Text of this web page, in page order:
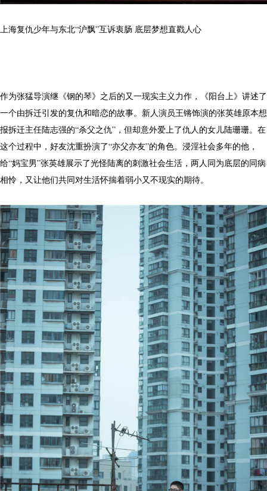
上海复仇少年与东北“沪飘”互诉衷肠 底层梦想直戳人心
作为张猛导演继《钢的琴》之后的又一现实主义力作，《阳台上》讲述了
一个由拆迁引发的复仇和暗恋的故事。新人演员王锵饰演的张英雄原本想
报拆迁主任陆志强的“杀父之仇”，但却意外爱上了仇人的女儿陆珊珊。在
这个过程中，好友沈重扮演了“亦父亦友”的角色。浸淫社会多年的他，
给“妈宝男”张英雄展示了光怪陆离的刺激社会生活，两人同为底层的同病
相怜，又让他们共同对生活怀揣着弱小又不现实的期待。